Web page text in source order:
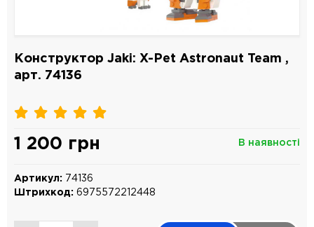
Конструктор Jaki: X-Pet Astronaut Team ,
арт. 74136
В наявності
1 200 грн
Артикул: 74136
Штрихкод: 6975572212448